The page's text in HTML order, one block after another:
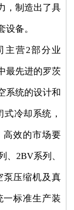
，制造出了具
备。
主营2部分业
最先进的罗茨
系统的设计和
冷却系统，
高效的市场要
、2BV系列、
泵压缩机及真
一标准生产装